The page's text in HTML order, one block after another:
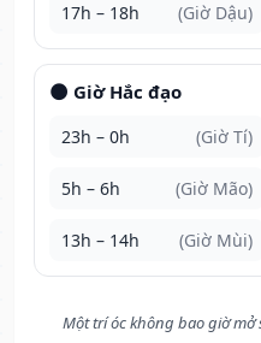
17h – 18h (Giờ Dậu)
🌑 Giờ Hắc đạo
23h – 0h (Giờ Tí)
5h – 6h (Giờ Mão)
13h – 14h (Giờ Mùi)
Một trí óc không bao giờ